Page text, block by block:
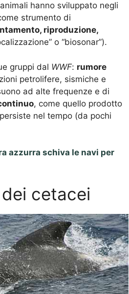
hanno sviluppato negli
strumento di
riproduzione,
o “biosonar”).
gruppi dal WWF: rumore
petrolifere, sismiche e
ad alte frequenze e di
, come quello prodotto
nel tempo (da pochi
azzurra schiva le navi per
cetacei